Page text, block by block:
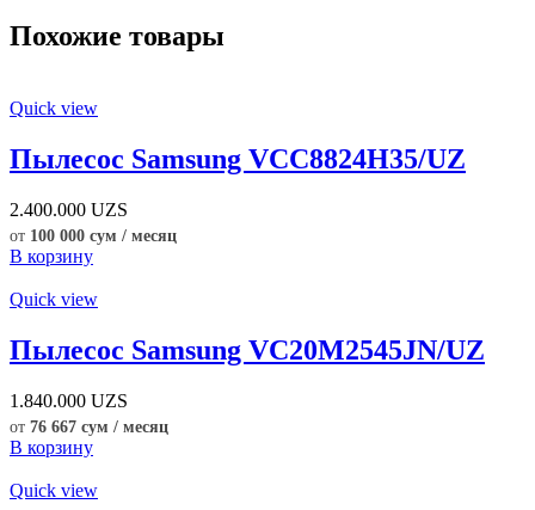
Похожие товары
Quick view
Пылесос Samsung VCC8824H35/UZ
2.400.000 UZS
от 100 000 сум / месяц
В корзину
Quick view
Пылесос Samsung VC20M2545JN/UZ
1.840.000 UZS
от 76 667 сум / месяц
В корзину
Quick view